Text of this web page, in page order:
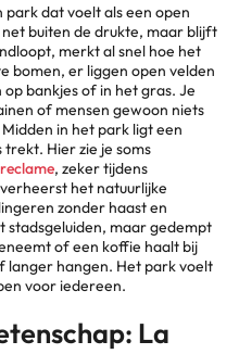
dat voelt als een open
buiten de drukte, maar blijft
merkt al snel hoe het
bomen, er liggen open velden
bankjes of in het gras. Je
of mensen gewoon niets
in het park ligt een
Hier zie je soms
, zeker tijdens
het natuurlijke
zonder haast en
stadsgeluiden, maar gedempt
of een koffie haalt bij
langer hangen. Het park voelt
voor iedereen.
La